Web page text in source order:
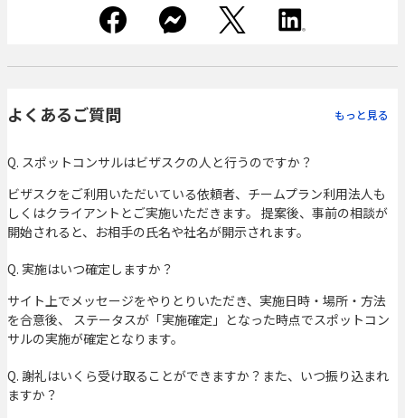
よくあるご質問 もっと見る
Q. スポットコンサルはビザスクの人と行うのですか？
ビザスクをご利用いただいている依頼者、チームプラン利用法人も
しくはクライアントとご実施いただきます。 提案後、事前の相談が
開始されると、お相手の氏名や社名が開示されます。
Q. 実施はいつ確定しますか？
サイト上でメッセージをやりとりいただき、実施日時・場所・方法
を合意後、 ステータスが「実施確定」となった時点でスポットコン
サルの実施が確定となります。
Q. 謝礼はいくら受け取ることができますか？また、いつ振り込まれ
ますか？